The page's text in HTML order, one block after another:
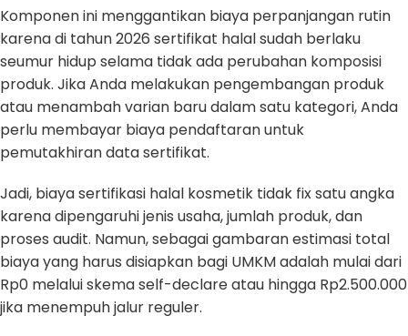
Komponen ini menggantikan biaya perpanjangan rutin
karena di tahun 2026 sertifikat halal sudah berlaku
seumur hidup selama tidak ada perubahan komposisi
produk. Jika Anda melakukan pengembangan produk
atau menambah varian baru dalam satu kategori, Anda
perlu membayar biaya pendaftaran untuk
pemutakhiran data sertifikat.
Jadi, biaya sertifikasi halal kosmetik tidak fix satu angka
karena dipengaruhi jenis usaha, jumlah produk, dan
proses audit. Namun, sebagai gambaran estimasi total
biaya yang harus disiapkan bagi UMKM adalah mulai dari
Rp0 melalui skema self-declare atau hingga Rp2.500.000
jika menempuh jalur reguler.